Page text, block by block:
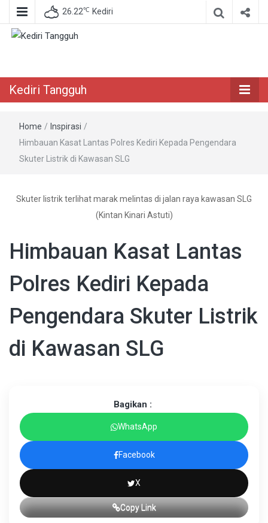
26.22℃ Kediri
Kediri Tangguh
Home / Inspirasi /
Himbauan Kasat Lantas Polres Kediri Kepada Pengendara
Skuter Listrik di Kawasan SLG
Skuter listrik terlihat marak melintas di jalan raya kawasan SLG
(Kintan Kinari Astuti)
Himbauan Kasat Lantas
Polres Kediri Kepada
Pengendara Skuter Listrik
di Kawasan SLG
Bagikan :
WhatsApp
Facebook
X
Copy Link